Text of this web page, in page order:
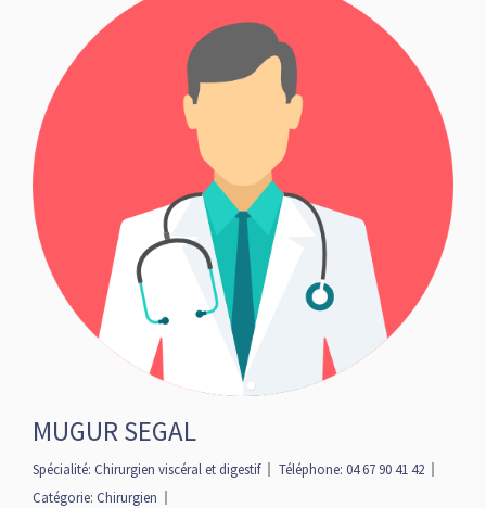
MUGUR SEGAL
Spécialité: Chirurgien viscéral et digestif Téléphone: 04 67 90 41 42
Catégorie: Chirurgien